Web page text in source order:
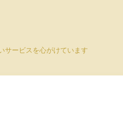
サービスを心がけています